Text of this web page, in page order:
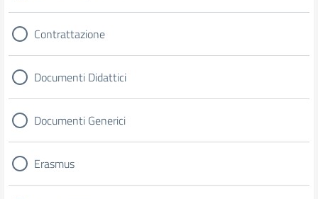
Contrattazione
Documenti Didattici
Documenti Generici
Erasmus